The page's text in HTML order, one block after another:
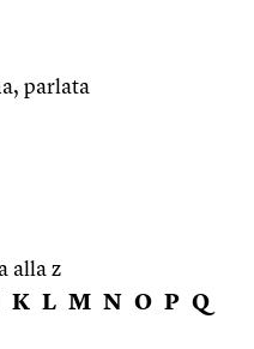
parlata
alla z
K L M N O P Q